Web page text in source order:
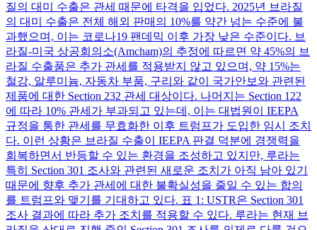
질의 대미 수출은 관세 때문에 타격을 입었다. 2025년 브라질
의 대미 수출은 전체 해외 판매의 10%를 약간 넘는 수준에 불
과했으며, 이는 코로나19 팬데믹 이후 가장 낮은 수준이다. 브
라질-미국 상공회의소(Amcham)의 추정에 따르면 약 45%의 브
라질 수출품은 추가 관세를 적용받지 않고 있으며, 약 15%는
철강, 알루미늄, 자동차 부품, 구리와 같이 국가안보와 관련된
제품에 대한 Section 232 관세 대상이다. 나머지는 Section 122
에 따라 10% 관세가 부과되고 있는데, 이는 대법원이 IEEPA
규정을 통한 관세를 무효화한 이후 트럼프가 도입한 임시 조치
다. 이런 상황은 브라질 수출이 IEEPA 판결 덕분에 경쟁력을
회복하면서 반등할 수 있는 환경을 조성하고 있지만, 루라는
특히 Section 301 조사와 관련된 새로운 조치가 아직 남아 있기
때문에 향후 추가 관세에 대한 불확실성을 줄일 수 있는 합의
를 트럼프와 맺기를 기대하고 있다. 표 1: USTR은 Section 301
조사 결과에 따라 추가 조치를 적용할 수 있다. 루라는 현재 브